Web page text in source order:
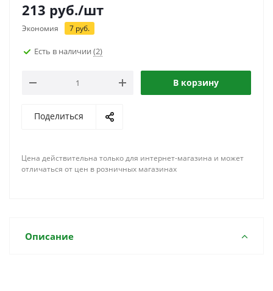
213 руб./шт
Экономия 7 руб.
Есть в наличии (2)
В корзину
Поделиться
Цена действительна только для интернет-магазина и может
отличаться от цен в розничных магазинах
Описание